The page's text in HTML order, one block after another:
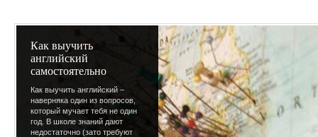
Как выучить
английский
самостоятельно
Как выучить английский –
наверняка один из вопросов,
который мучает тебя не один
год. В школе знаний дают
недостаточно (зато требуют